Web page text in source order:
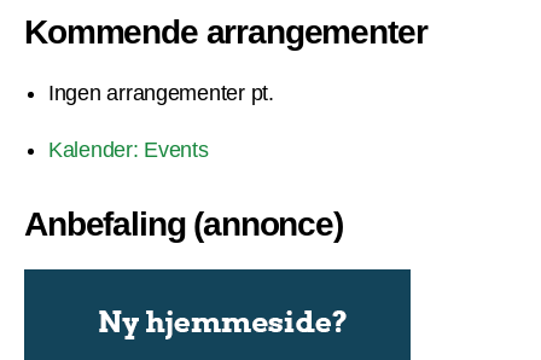
Kommende arrangementer
Ingen arrangementer pt.
Kalender: Events
Anbefaling (annonce)